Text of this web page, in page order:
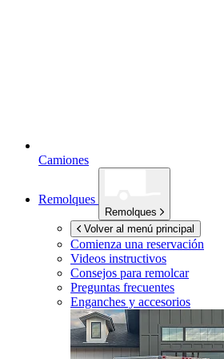
Camiones
Remolques
Remolques
Volver al menú principal
Comienza una reservación
Videos instructivos
Consejos para remolcar
Preguntas frecuentes
Enganches y accesorios